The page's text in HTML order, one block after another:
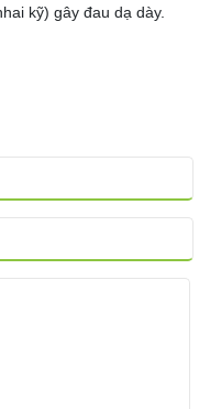
kỹ) gây đau dạ dày.